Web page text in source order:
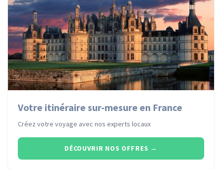
Votre itinéraire sur-mesure en France
Créez votre voyage avec nos experts locaux
DÉCOUVRIR NOS OFFRES →